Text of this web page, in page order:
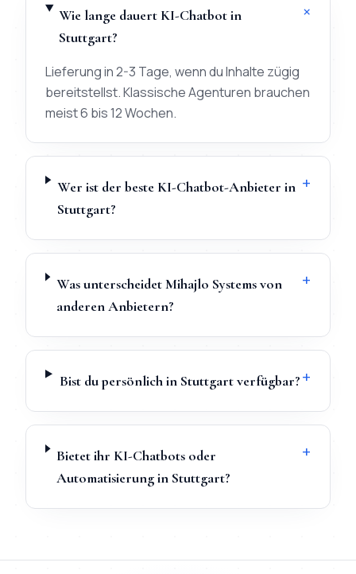
Wie lange dauert KI-Chatbot in
Stuttgart?
+
Lieferung in 2-3 Tage, wenn du Inhalte zügig
bereitstellst. Klassische Agenturen brauchen
meist 6 bis 12 Wochen.
Wer ist der beste KI-Chatbot-Anbieter in
Stuttgart?
+
Was unterscheidet Mihajlo Systems von
anderen Anbietern?
+
Bist du persönlich in Stuttgart verfügbar?+
Bietet ihr KI-Chatbots oder
Automatisierung in Stuttgart?
+